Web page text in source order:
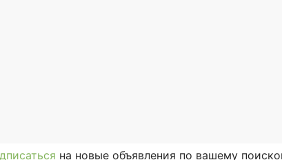
на новые объявления по вашему